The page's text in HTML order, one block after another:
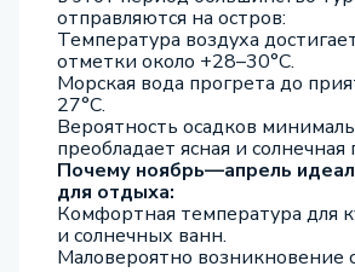
отправляются на остров:
Температура воздуха
отметки около +28–30°C.
Морская вода прогрета до
27°C.
Вероятность осадков
преобладает ясная и солнечная
Почему ноябрь—апрель
для отдыха:
Комфортная температура для
и солнечных ванн.
Маловероятно возникновение